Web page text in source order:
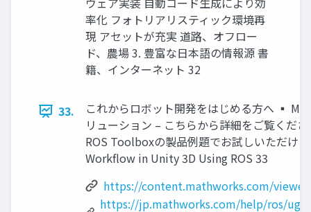
率化 フォトリアリスティック環境再
現 アセットが充実 道路、オフロー
ド、農場 3. 豊富な日本語の情報源 書
籍、インターネット 32
33.
これからロボット開発をはじめる方へ ▪
リューション – こちらから詳細をご覧くだ
ROS Toolboxの製品例題でお試しいただけ
Workflow in Unity 3D Using ROS 33
https://content.mathworks.com/
https://jp.mathworks.com/help/ros/ug/